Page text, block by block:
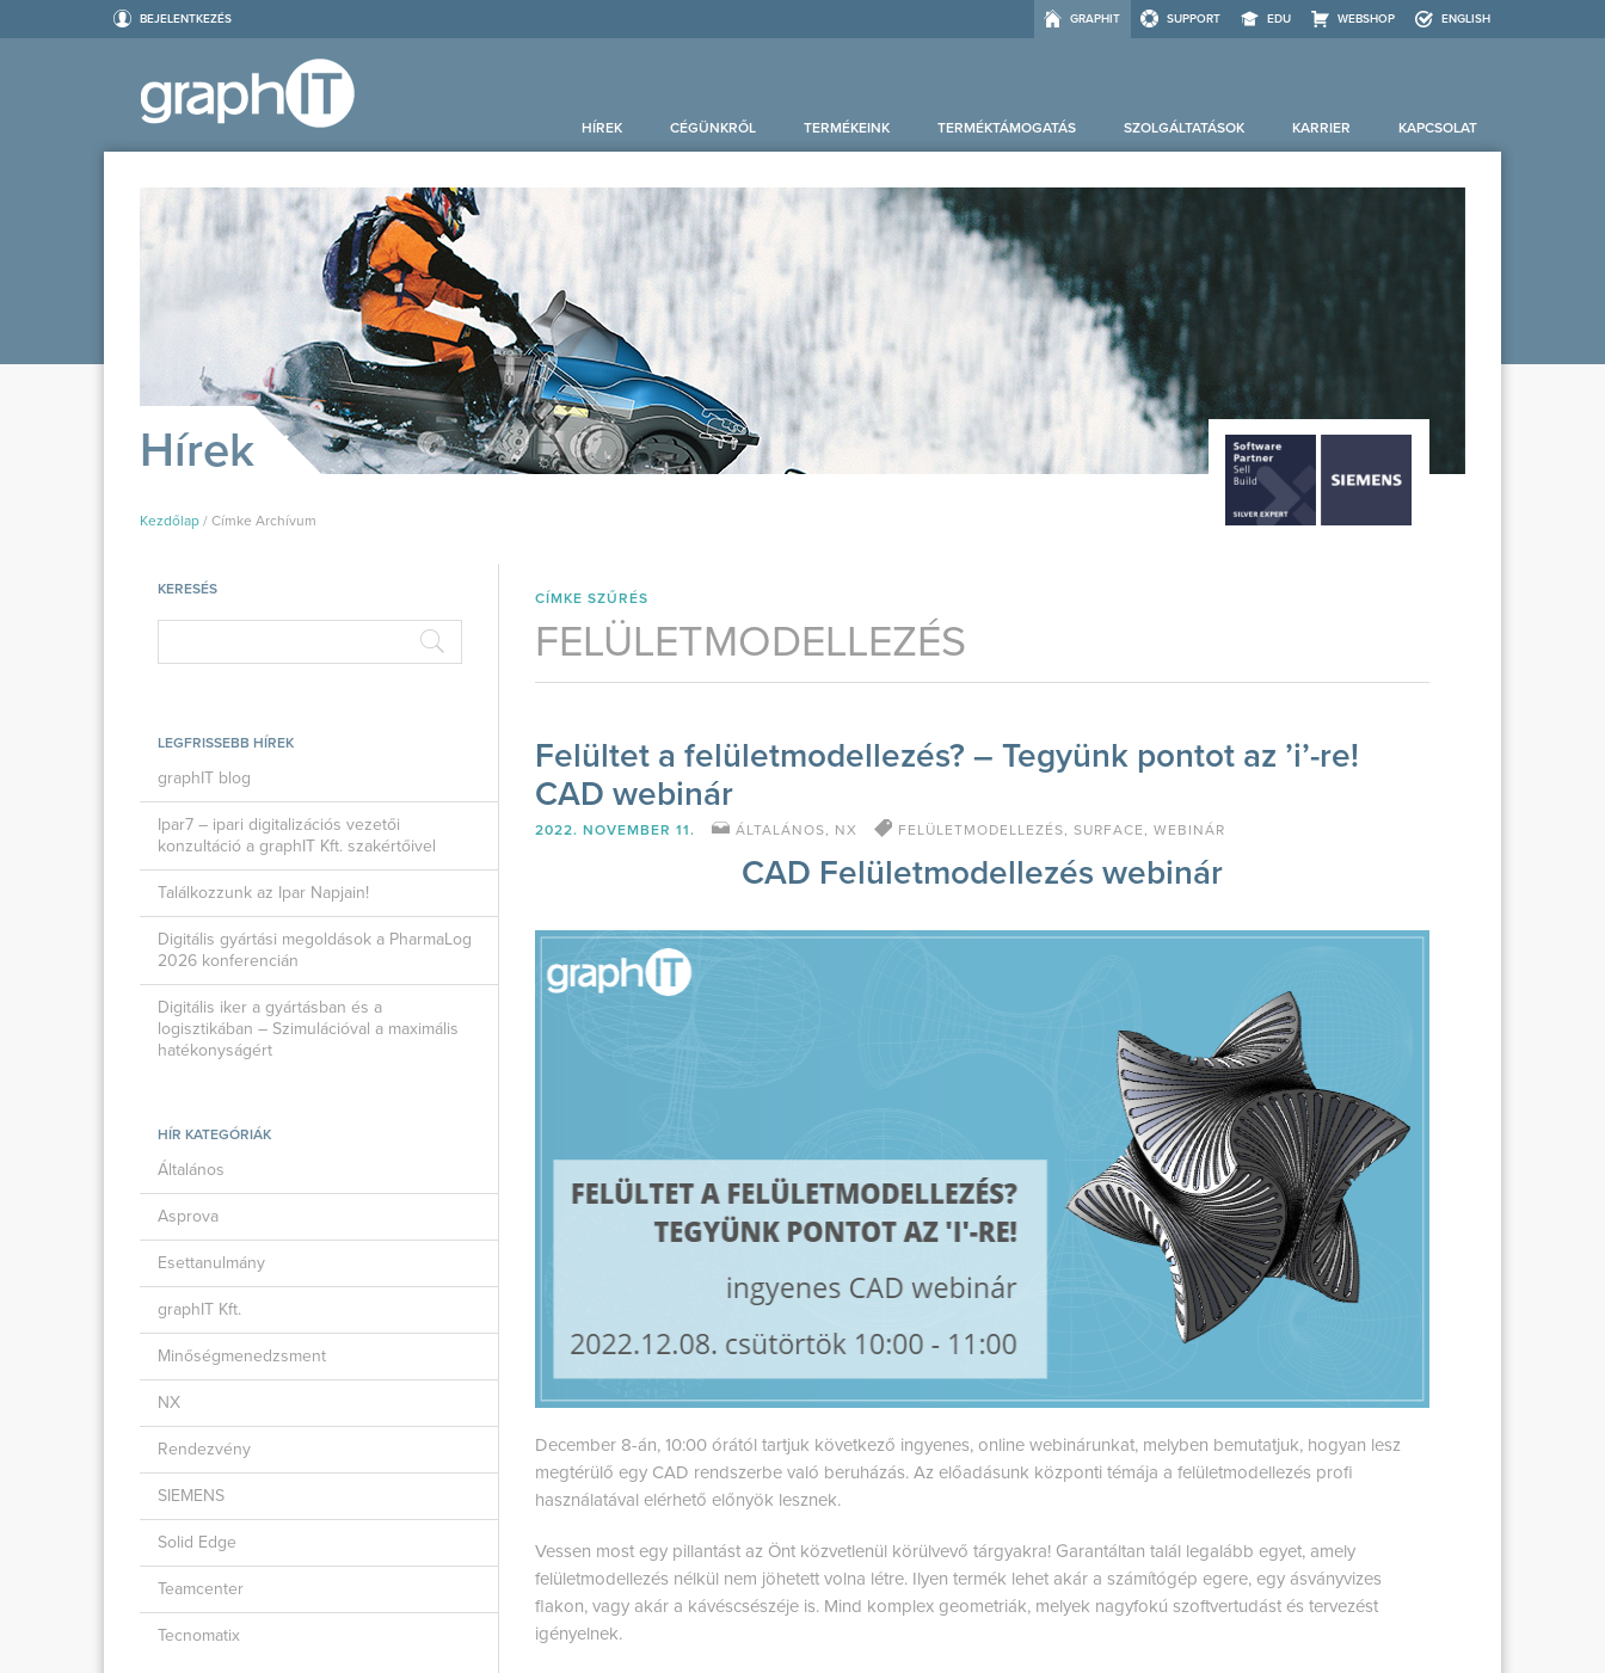
BEJELENTKEZÉS GRAPHIT SUPPORT EDU WEBSHOP ENGLISH
HÍREK CÉGÜNKRŐL TERMÉKEINK TERMÉKTÁMOGATÁS SZOLGÁLTATÁSOK KARRIER KAPCSOLAT
Hírek
Kezdőlap / Címke Archívum
KERESÉS
LEGFRISSEBB HÍREK
graphIT blog
Ipar7 – ipari digitalizációs vezetői
konzultáció a graphIT Kft. szakértőivel
Találkozzunk az Ipar Napjain!
Digitális gyártási megoldások a PharmaLog
2026 konferencián
Digitális iker a gyártásban és a
logisztikában – Szimulációval a maximális
hatékonyságért
HÍR KATEGÓRIÁK
Általános
Asprova
Esettanulmány
graphIT Kft.
Minőségmenedzsment
NX
Rendezvény
SIEMENS
Solid Edge
Teamcenter
Tecnomatix
CÍMKE SZŰRÉS
FELÜLETMODELLEZÉS
Felültet a felületmodellezés? – Tegyünk pontot az ’i’-re!
CAD webinár
2022. NOVEMBER 11. ÁLTALÁNOS, NX FELÜLETMODELLEZÉS, SURFACE , WEBINÁR
CAD Felületmodellezés webinár
December 8-án, 10:00 órától tartjuk következő ingyenes, online webinárunkat, melyben bemutatjuk, hogyan lesz
megtérülő egy CAD rendszerbe való beruházás. Az előadásunk központi témája a felületmodellezés profi
használatával elérhető előnyök lesznek.
Vessen most egy pillantást az Önt közvetlenül körülvevő tárgyakra! Garantáltan talál legalább egyet, amely
felületmodellezés nélkül nem jöhetett volna létre. Ilyen termék lehet akár a számítógép egere, egy ásványvizes
flakon, vagy akár a kávéscsészéje is. Mind komplex geometriák, melyek nagyfokú szoftvertudást és tervezést
igényelnek.